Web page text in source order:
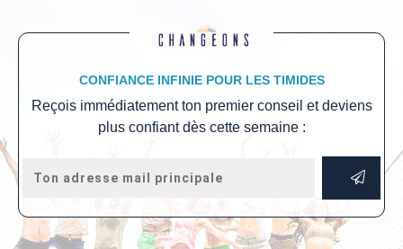
CONFIANCE INFINIE POUR LES TIMIDES
Reçois immédiatement ton premier conseil et deviens
plus confiant dès cette semaine :